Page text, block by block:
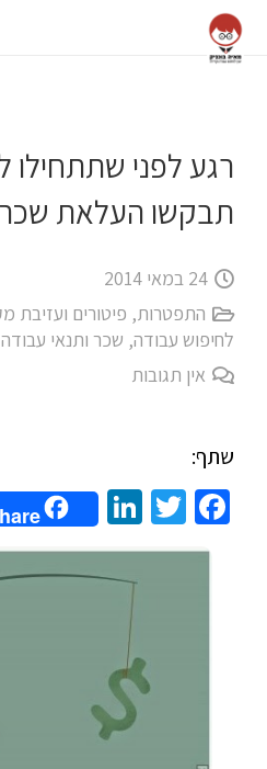
רגע לפני
תבקשו העלאת
24 במאי 2014
התפטרות, פיטורים ועזיבת
לחיפוש עבודה, שכר ותנאי עבודה
אין תגובות
שתף:
Facebook
Twitter